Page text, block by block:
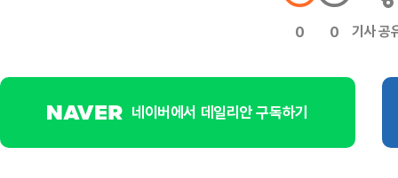
0 0 기사 공
네이버에서 데일리안 구독하기